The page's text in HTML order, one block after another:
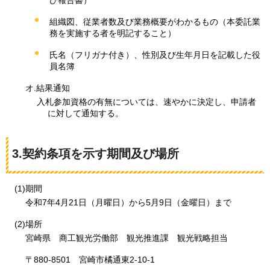
組織図、従業者数及び業務概要がわかるもの（本委託業
務を実施する者を明記すること）
氏名（フリガナ付き）、性別及び生年月日を記載した役
員名簿
オ.結果通知
入札参加資格の有無については、速やかに決定し、申請者
に対して通知する。
3.契約条項を示す期間及び場所
(1)期間
令和7年4月21日（月曜日）から5月9日（金曜日）まで
(2)場所
宮崎県
商工観光労働部 観光推進課 観光戦略担当
〒880-8501 宮崎市橘通東2-10-1